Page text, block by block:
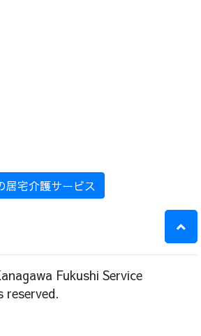
居宅介護サービス
Fukushi Service
reserved.